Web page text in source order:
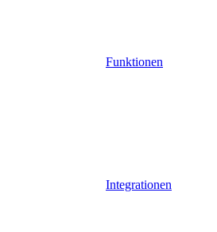
Funktionen
Integrationen